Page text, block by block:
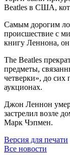
Beatles в США,
Самым дорогим
происшествие с
книгу Леннона,
The Beatles
предметы,
четверки», до сих
аукционах.
Джон Леннон умер
застрелил возле
Марк Чэпмен.
Версия для печати
Все новости